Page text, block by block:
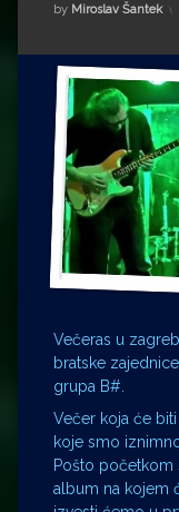
Impressum
Milenko Strižak
Drugi autori
Drugi autori
Matea Andrić
Ljiljana Lekanić-
Željko Krznarić
Mario Lovreković
by Miroslav Šantek
Večeras u
bratske
grupa B#.
Večer koja će
koje smo
Pošto
album na kojem